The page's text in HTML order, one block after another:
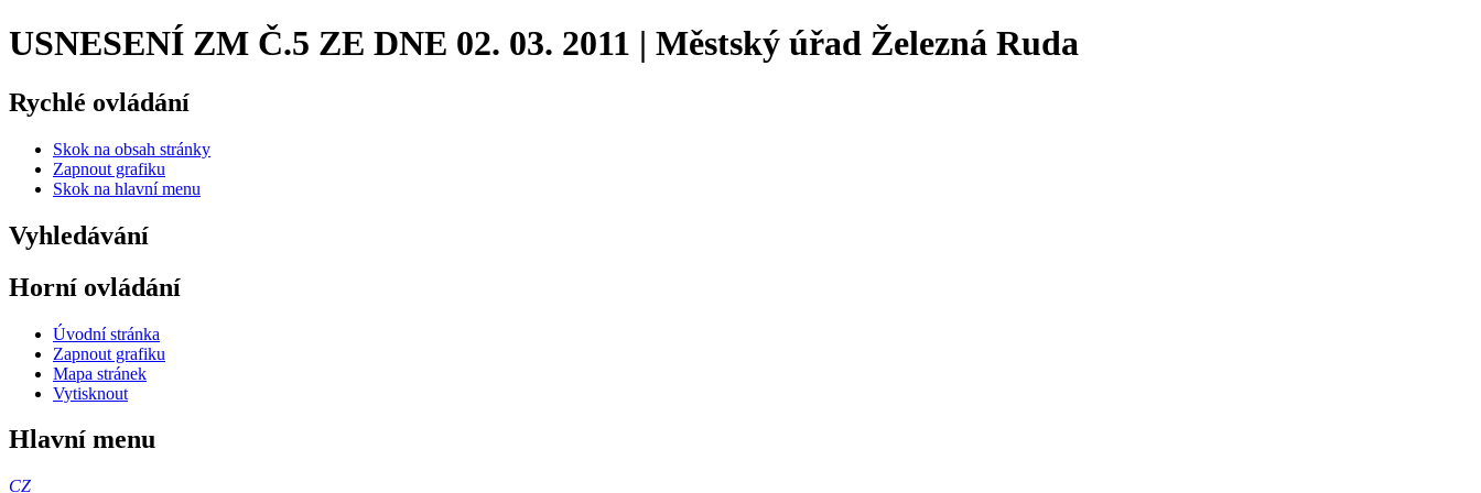
USNESENÍ ZM Č.5 ZE DNE 02. 03. 2011 | Městský úřad Železná Ruda
Rychlé ovládání
Skok na obsah stránky
Zapnout grafiku
Skok na hlavní menu
Vyhledávání
Horní ovládání
Úvodní stránka
Zapnout grafiku
Mapa stránek
Vytisknout
Hlavní menu
CZ